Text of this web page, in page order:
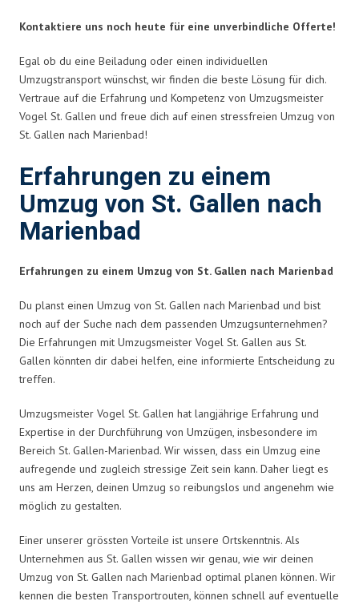
Kontaktiere uns noch heute für eine unverbindliche Offerte!
Egal ob du eine Beiladung oder einen individuellen
Umzugstransport wünschst, wir finden die beste Lösung für dich.
Vertraue auf die Erfahrung und Kompetenz von Umzugsmeister
Vogel St. Gallen und freue dich auf einen stressfreien Umzug von
St. Gallen nach Marienbad!
Erfahrungen zu einem
Umzug von St. Gallen nach
Marienbad
Erfahrungen zu einem Umzug von St. Gallen nach Marienbad
Du planst einen Umzug von St. Gallen nach Marienbad und bist
noch auf der Suche nach dem passenden Umzugsunternehmen?
Die Erfahrungen mit Umzugsmeister Vogel St. Gallen aus St.
Gallen könnten dir dabei helfen, eine informierte Entscheidung zu
treffen.
Umzugsmeister Vogel St. Gallen hat langjährige Erfahrung und
Expertise in der Durchführung von Umzügen, insbesondere im
Bereich St. Gallen-Marienbad. Wir wissen, dass ein Umzug eine
aufregende und zugleich stressige Zeit sein kann. Daher liegt es
uns am Herzen, deinen Umzug so reibungslos und angenehm wie
möglich zu gestalten.
Einer unserer grössten Vorteile ist unsere Ortskenntnis. Als
Unternehmen aus St. Gallen wissen wir genau, wie wir deinen
Umzug von St. Gallen nach Marienbad optimal planen können. Wir
kennen die besten Transportrouten, können schnell auf eventuelle